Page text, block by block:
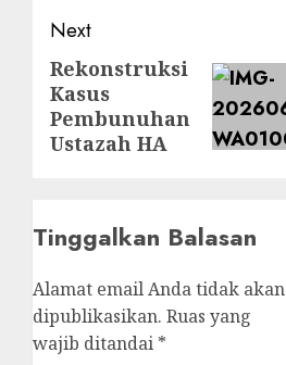
Next
Rekonstruksi
Kasus
Pembunuhan
Ustazah HA
Tinggalkan Balasan
Alamat email Anda tidak akan
dipublikasikan. Ruas yang
wajib ditandai *